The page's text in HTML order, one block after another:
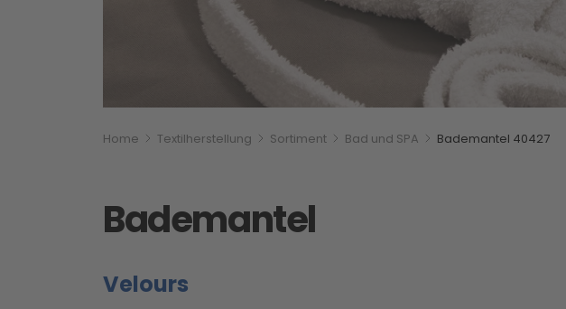
Breadcrumbnavigation
Sie befinden sich hier:
Home Textilherstellung Sortiment Bad und SPA Bademantel 40427
Bademantel
Velours